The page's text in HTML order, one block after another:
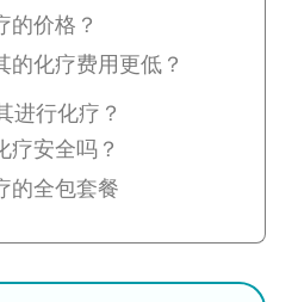
的价格？
的化疗费用更低？
进行化疗？
疗安全吗？
的全包套餐